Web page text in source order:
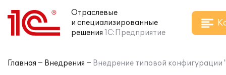
Отраслевые
и специализированные
решения 1С:Предприятие
Главная Внедрения Внедрение типовой конфигурации